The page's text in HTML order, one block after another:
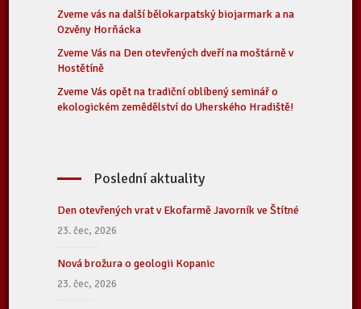
Zveme vás na další bělokarpatský biojarmark a na
Ozvěny Horňácka
Zveme Vás na Den otevřených dveří na moštárně v
Hostětíně
Zveme Vás opět na tradiční oblíbený seminář o
ekologickém zemědělství do Uherského Hradiště!
Poslední aktuality
Den otevřených vrat v Ekofarmě Javorník ve Štítné
23. čec, 2026
Nová brožura o geologii Kopanic
23. čec, 2026